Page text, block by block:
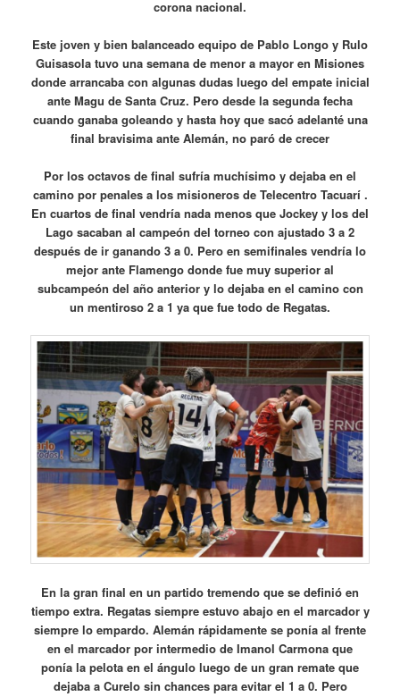
corona nacional.
Este joven y bien balanceado equipo de Pablo Longo y Rulo
Guisasola tuvo una semana de menor a mayor en Misiones
donde arrancaba con algunas dudas luego del empate inicial
ante Magu de Santa Cruz. Pero desde la segunda fecha
cuando ganaba goleando y hasta hoy que sacó adelanté una
final bravisima ante Alemán, no paró de crecer
Por los octavos de final sufría muchísimo y dejaba en el
camino por penales a los misioneros de Telecentro Tacuarí .
En cuartos de final vendría nada menos que Jockey y los del
Lago sacaban al campeón del torneo con ajustado 3 a 2
después de ir ganando 3 a 0. Pero en semifinales vendría lo
mejor ante Flamengo donde fue muy superior al
subcampeón del año anterior y lo dejaba en el camino con
un mentiroso 2 a 1 ya que fue todo de Regatas.
En la gran final en un partido tremendo que se definió en
tiempo extra. Regatas siempre estuvo abajo en el marcador y
siempre lo empardo. Alemán rápidamente se ponía al frente
en el marcador por intermedio de Imanol Carmona que
ponía la pelota en el ángulo luego de un gran remate que
dejaba a Curelo sin chances para evitar el 1 a 0. Pero